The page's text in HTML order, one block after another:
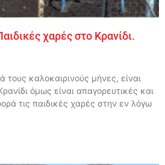
χαρές στο Κρανίδι.
τους καλοκαιρινούς μήνες, είναι
όμως είναι απαγορευτικές και
τις παιδικές χαρές στην εν λόγω